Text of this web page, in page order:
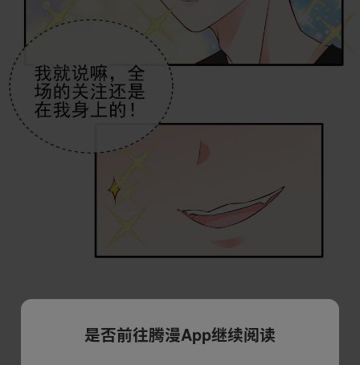
是否前往腾漫App继续阅读